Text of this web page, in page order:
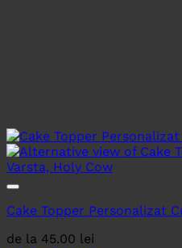
Cake Topper Personalizat
de la 45.00 lei